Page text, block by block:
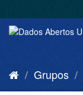
Grupos